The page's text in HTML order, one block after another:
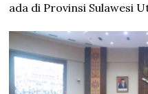
ada di Provinsi Sulawesi